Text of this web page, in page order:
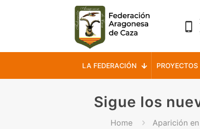
LA FEDERACIÓN PROYECTOS
Sigue los
Home Aparición